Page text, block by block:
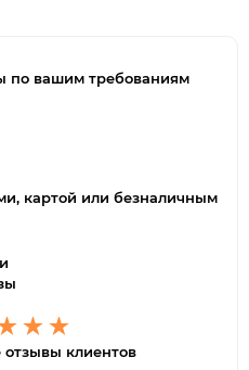
по вашим требованиям
картой или безналичным
клиентов